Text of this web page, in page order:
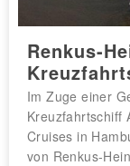
Renkus-
Im Zuge einer
Kreuzfahrtschiff
Cruises in
von Renkus-